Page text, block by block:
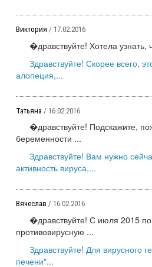
Виктория / 17.02.2016
�дравствуйте! Хотела узнать,
Здравствуйте! Скорее всего,
алопеция,...
Татьяна / 16.02.2016
�дравствуйте! Подскажите,
беременности ...
Здравствуйте! Вам нужно
активность вируса,...
Вячеслав / 16.02.2016
�дравствуйте! С июля 2015
противовирусную ...
Здравствуйте! Для вирусного
печени"...